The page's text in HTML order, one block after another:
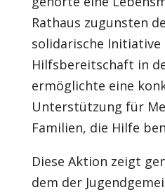
Rathaus zugunsten
solidarische
Hilfsbereitschaft in
ermöglichte eine
Unterstützung für
Familien, die Hilfe
Diese Aktion zeigt
dem der